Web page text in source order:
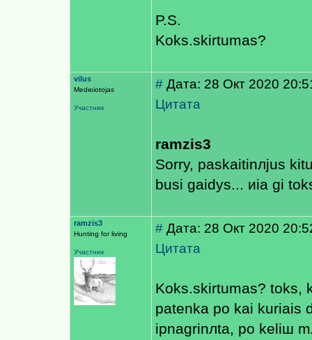
P.S.
Koks.skirtumas?
vilus
Medюiotojas
Участник
# Дата: 28 Окт 2020
Цитата
ramzis3
Sorry, paskaitinлjus
busi gaidys... иia gi
ramzis3
Hunting for living
Участник
# Дата: 28 Окт 2020
Цитата
Koks.skirtumas? toks,
patenka po kai kuriais
iрnagrinлta, po keliш